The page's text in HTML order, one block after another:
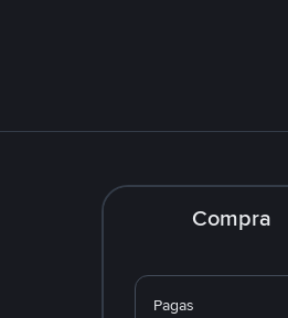
Compra
Pagas